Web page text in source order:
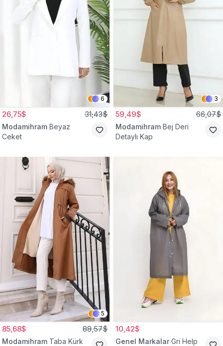
6
26,75$ 31,43$
Modamihram Beyaz
Ceket
3
59,49$ 66,07$
Modamihram Bej Deri
Detaylı Kap
5
85,68$ 88,57$
Modamihram Taba Kürk
10,42$
Genel Markalar Gri Help